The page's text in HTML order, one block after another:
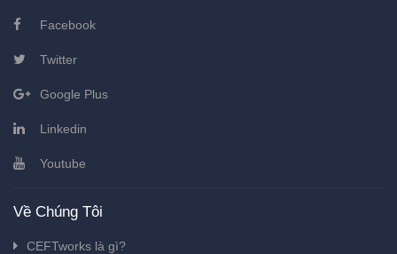
Facebook
Twitter
Google Plus
Linkedin
Youtube
Về Chúng Tôi
CEFTworks là gì?